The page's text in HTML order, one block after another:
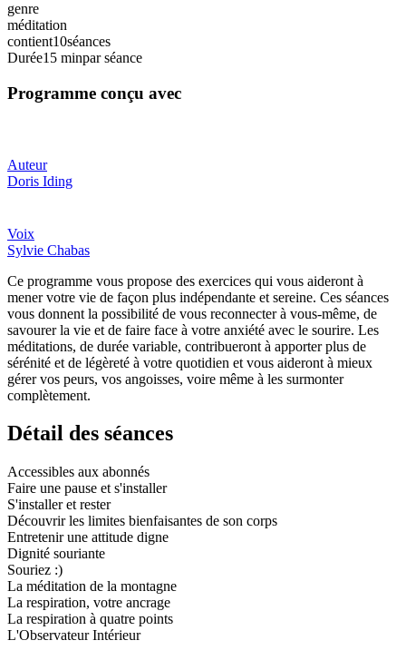
genre
méditation
contient10séances
Durée15 minpar séance
Programme conçu avec
Auteur
Doris Iding
Voix
Sylvie Chabas
Ce programme vous propose des exercices qui vous aideront à
mener votre vie de façon plus indépendante et sereine. Ces séances
vous donnent la possibilité de vous reconnecter à vous-même, de
savourer la vie et de faire face à votre anxiété avec le sourire. Les
méditations, de durée variable, contribueront à apporter plus de
sérénité et de légèreté à votre quotidien et vous aideront à mieux
gérer vos peurs, vos angoisses, voire même à les surmonter
complètement.
Détail des séances
Accessibles aux abonnés
Faire une pause et s'installer
S'installer et rester
Découvrir les limites bienfaisantes de son corps
Entretenir une attitude digne
Dignité souriante
Souriez :)
La méditation de la montagne
La respiration, votre ancrage
La respiration à quatre points
L'Observateur Intérieur